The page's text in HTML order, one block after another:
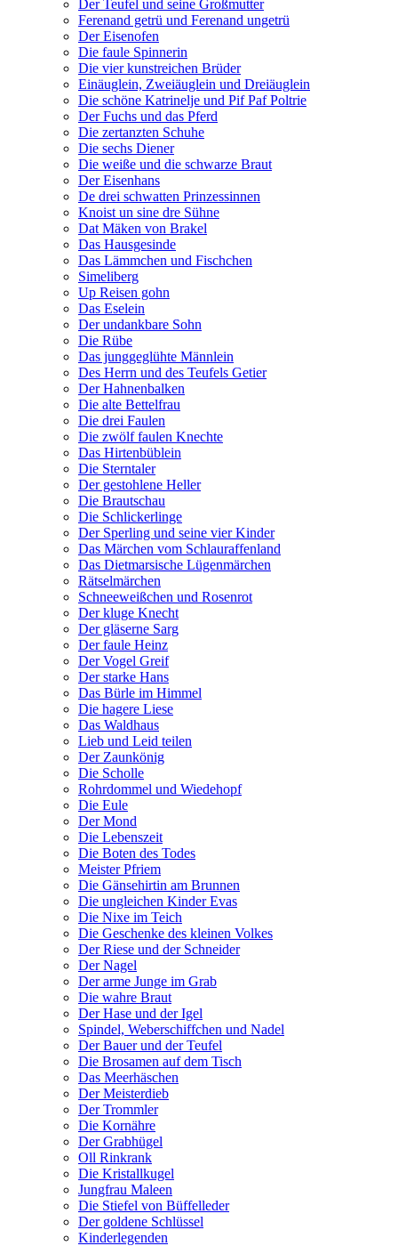
Der Teufel und seine Großmutter
Ferenand getrü und Ferenand ungetrü
Der Eisenofen
Die faule Spinnerin
Die vier kunstreichen Brüder
Einäuglein, Zweiäuglein und Dreiäuglein
Die schöne Katrinelje und Pif Paf Poltrie
Der Fuchs und das Pferd
Die zertanzten Schuhe
Die sechs Diener
Die weiße und die schwarze Braut
Der Eisenhans
De drei schwatten Prinzessinnen
Knoist un sine dre Sühne
Dat Mäken von Brakel
Das Hausgesinde
Das Lämmchen und Fischchen
Simeliberg
Up Reisen gohn
Das Eselein
Der undankbare Sohn
Die Rübe
Das junggeglühte Männlein
Des Herrn und des Teufels Getier
Der Hahnenbalken
Die alte Bettelfrau
Die drei Faulen
Die zwölf faulen Knechte
Das Hirtenbüblein
Die Sterntaler
Der gestohlene Heller
Die Brautschau
Die Schlickerlinge
Der Sperling und seine vier Kinder
Das Märchen vom Schlauraffenland
Das Dietmarsische Lügenmärchen
Rätselmärchen
Schneeweißchen und Rosenrot
Der kluge Knecht
Der gläserne Sarg
Der faule Heinz
Der Vogel Greif
Der starke Hans
Das Bürle im Himmel
Die hagere Liese
Das Waldhaus
Lieb und Leid teilen
Der Zaunkönig
Die Scholle
Rohrdommel und Wiedehopf
Die Eule
Der Mond
Die Lebenszeit
Die Boten des Todes
Meister Pfriem
Die Gänsehirtin am Brunnen
Die ungleichen Kinder Evas
Die Nixe im Teich
Die Geschenke des kleinen Volkes
Der Riese und der Schneider
Der Nagel
Der arme Junge im Grab
Die wahre Braut
Der Hase und der Igel
Spindel, Weberschiffchen und Nadel
Der Bauer und der Teufel
Die Brosamen auf dem Tisch
Das Meerhäschen
Der Meisterdieb
Der Trommler
Die Kornähre
Der Grabhügel
Oll Rinkrank
Die Kristallkugel
Jungfrau Maleen
Die Stiefel von Büffelleder
Der goldene Schlüssel
Kinderlegenden